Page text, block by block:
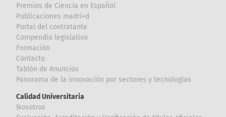
Premios de Ciencia en Español
Publicaciones madri+d
Portal del contratante
Compendio legislativo
Formación
Contacto
Tablón de Anuncios
Panorama de la innovación por sectores y tecnologías
Calidad Universitaria
Nosotros